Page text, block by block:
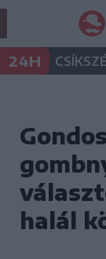
24H
halál